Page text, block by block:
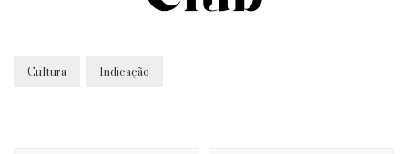
Cultura Indicação